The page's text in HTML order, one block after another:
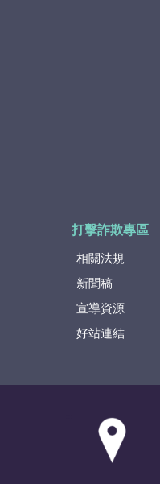
打擊詐欺專區
相關法規
新聞稿
宣導資源
好站連結